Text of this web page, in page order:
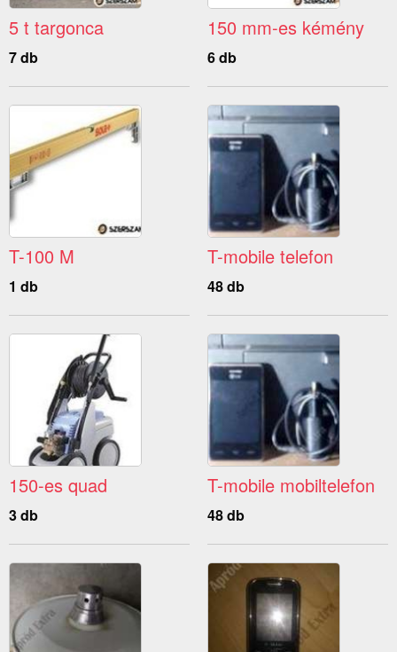
5 t targonca
7 db
150 mm-es kémény
6 db
T-100 M
1 db
T-mobile telefon
48 db
150-es quad
3 db
T-mobile mobiltelefon
48 db